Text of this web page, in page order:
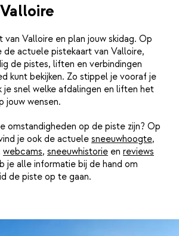
van Valloire en plan jouw skidag. Op
de actuele pistekaart van Valloire,
de pistes, liften en verbindingen
kunt bekijken. Zo stippel je vooraf je
snel welke afdalingen en liften het
jouw wensen.
omstandigheden op de piste zijn? Op
je ook de actuele sneeuwhoogte,
webcams, sneeuwhistorie en reviews
je alle informatie bij de hand om
de piste op te gaan.